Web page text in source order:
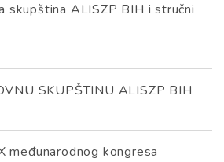
skupština ALISZP BIH i stručni
SKUPŠTINU ALISZP BIH
međunarodnog kongresa